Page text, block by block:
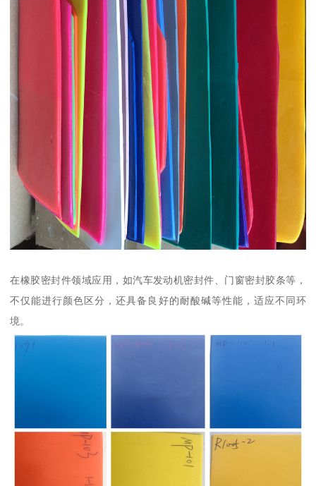
在橡胶密封件领域应用，如汽车发动机密封件、门窗密封胶条等，
不仅能进行颜色区分，还具备良好的耐酸碱等性能，适应不同环
境。